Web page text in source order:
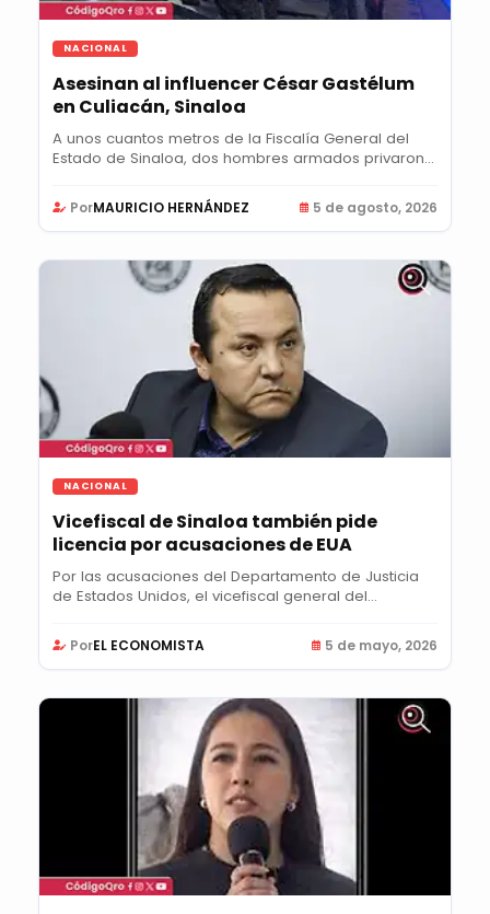
NACIONAL
Asesinan al influencer César Gastélum
en Culiacán, Sinaloa
A unos cuantos metros de la Fiscalía General del
Estado de Sinaloa, dos hombres armados privaron
PorMAURICIO HERNÁNDEZ 5 de agosto, 2026
NACIONAL
Vicefiscal de Sinaloa también pide
licencia por acusaciones de EUA
Por las acusaciones del Departamento de Justicia
de Estados Unidos, el vicefiscal general del...
PorEL ECONOMISTA 5 de mayo, 2026